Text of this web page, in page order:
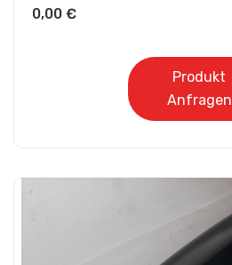
0,00 €
Produkt
Anfragen